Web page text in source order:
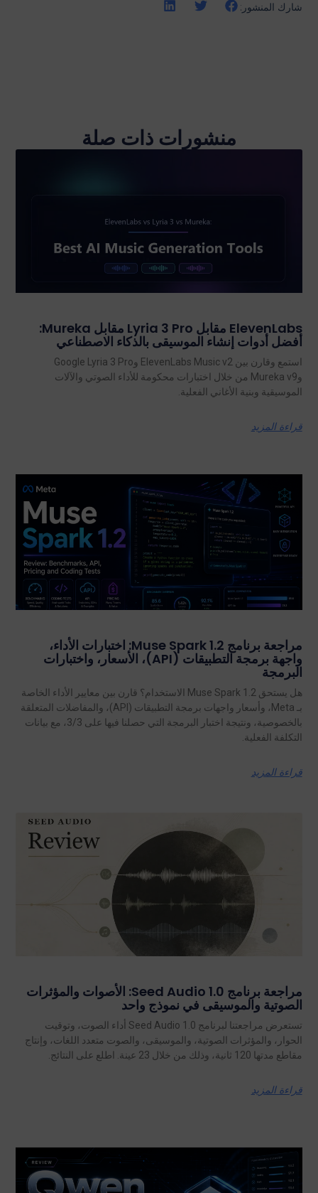
شارك المنشور:
منشورات ذات صلة
ElevenLabs مقابل Lyria 3 Pro مقابل Mureka:
أفضل أدوات إنشاء الموسيقى بالذكاء الاصطناعي
استمع وقارن بين ElevenLabs Music v2 وGoogle Lyria 3 Pro
وMureka v9 من خلال اختبارات محكومة للأداء الصوتي والآلات
الموسيقية وبنية الأغاني الفعلية.
قراءة المزيد
مراجعة برنامج Muse Spark 1.2: اختبارات الأداء،
واجهة برمجة التطبيقات (API)، الأسعار، واختبارات
البرمجة
هل يستحق Muse Spark 1.2 الاستخدام؟ قارن بين معايير الأداء الخاصة
بـ Meta، وأسعار واجهات برمجة التطبيقات (API)، والمفاضلات المتعلقة
بالخصوصية، ونتيجة اختبار البرمجة التي حصلنا فيها على 3/3، مع بيانات
التكلفة الفعلية.
قراءة المزيد
مراجعة برنامج Seed Audio 1.0: الأصوات والمؤثرات
الصوتية والموسيقى في نموذج واحد
تستعرض مراجعتنا لبرنامج Seed Audio 1.0 أداء الصوت، وتوقيت
الحوار، والمؤثرات الصوتية، والموسيقى، والصوت متعدد اللغات، وإنتاج
مقاطع مدتها 120 ثانية، وذلك من خلال 23 عينة. اطلع على النتائج.
قراءة المزيد